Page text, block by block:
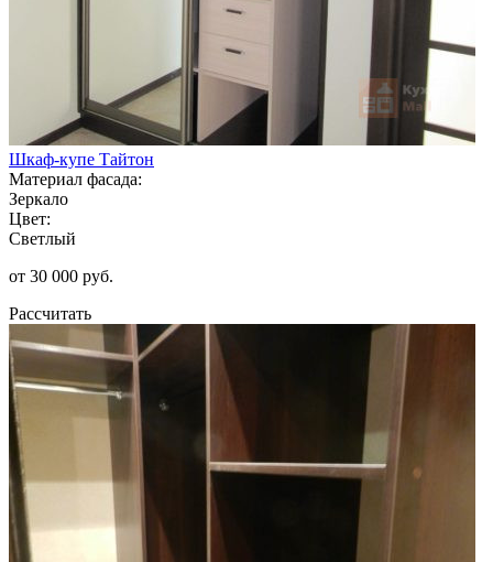
Шкаф-купе Тайтон
Материал фасада:
Зеркало
Цвет:
Светлый
от 30 000 руб.
Рассчитать